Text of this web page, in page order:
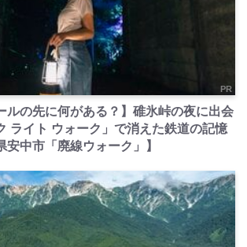
PR
ルの先に何がある？】碓氷峠の夜に出会
ライト ウォーク」で消えた鉄道の記憶
安中市「廃線ウォーク」】